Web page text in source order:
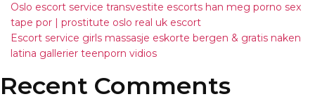
Oslo escort service transvestite escorts han meg porno sex
tape por | prostitute oslo real uk escort
Escort service girls massasje eskorte bergen & gratis naken
latina gallerier teenporn vidios
Recent Comments